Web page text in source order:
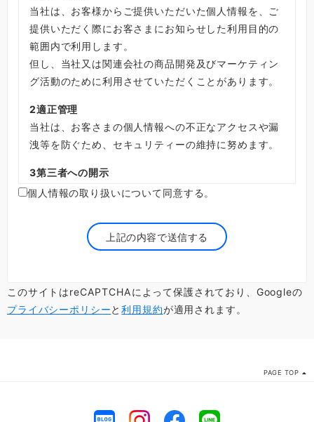
当社は、お客様からご提供いただいた個人情報を、ご
提供いただく際にお客さまにお知らせした利用目的の
範囲内で利用します。
但し、当社又は関連会社の商品開発及びマーケティン
グ活動のために利用させていただくことがあります。
2適正管理
当社は、お客さまの個人情報への不正なアクセスや漏
洩等を防ぐため、セキュリティーの維持に努めます。
3第三者への開示
当社はお客さまから承諾を得ている場合を除き、第三
但し、お客さまの個人情報を第１項の目的のため関連
会社に提供する場合、当社がDMの発送やメール配信
基づく開示など正当な理由がある場合にはこの限りで
はありません。
する関連会社や委託先に対し、適切な取扱い及び保護
外の利用を禁止します。
個人情報の取り扱いについて同意する。
このサイトはreCAPTCHAによって保護されており、Googleの
プライバシーポリシーと利用規約が適用されます。
PAGE TOP